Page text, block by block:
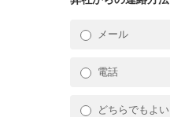
メール
電話
どちらでもよい